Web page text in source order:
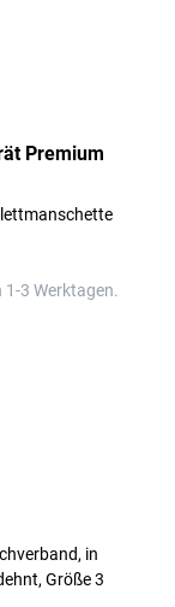
Premium
1-3 Werktagen.